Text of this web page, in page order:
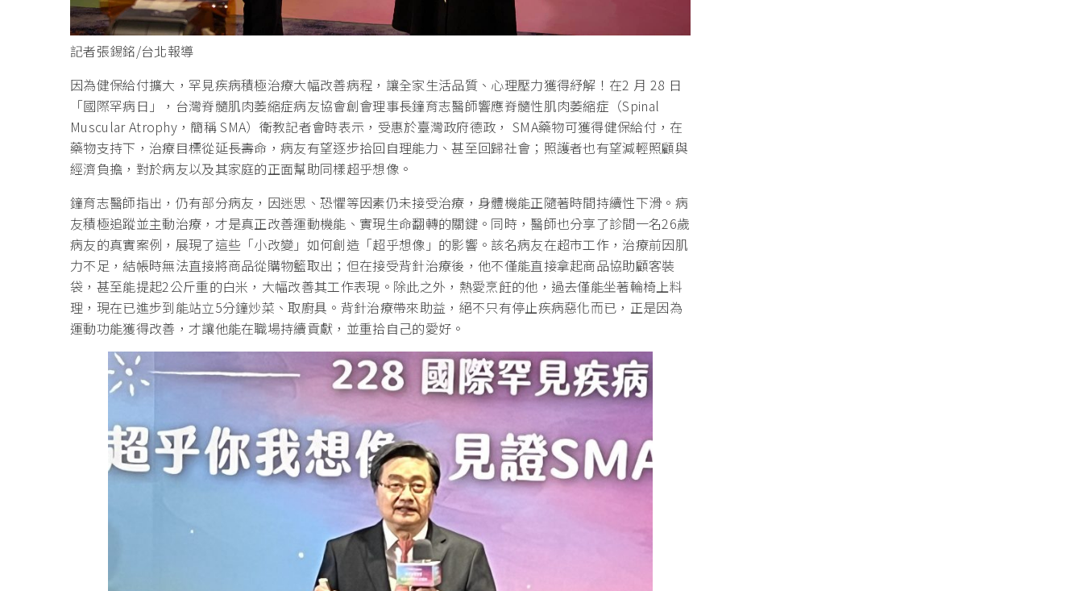
記者張錫銘/台北報導
因為健保給付擴大，罕見疾病積極治療大幅改善病程，讓全家生活品質、心理壓力獲得紓解！在2 月 28 日
「國際罕病日」，台灣脊髓肌肉萎縮症病友協會創會理事長鐘育志醫師響應脊髓性肌肉萎縮症（Spinal
Muscular Atrophy，簡稱 SMA）衛教記者會時表示，受惠於臺灣政府德政， SMA藥物可獲得健保給付，在
藥物支持下，治療目標從延長壽命，病友有望逐步拾回自理能力、甚至回歸社會；照護者也有望減輕照顧與
經濟負擔，對於病友以及其家庭的正面幫助同樣超乎想像。
鐘育志醫師指出，仍有部分病友，因迷思、恐懼等因素仍未接受治療，身體機能正隨著時間持續性下滑。病
友積極追蹤並主動治療，才是真正改善運動機能、實現生命翻轉的關鍵。同時，醫師也分享了診間一名26歲
病友的真實案例，展現了這些「小改變」如何創造「超乎想像」的影響。該名病友在超市工作，治療前因肌
力不足，結帳時無法直接將商品從購物籃取出；但在接受背針治療後，他不僅能直接拿起商品協助顧客裝
袋，甚至能提起2公斤重的白米，大幅改善其工作表現。除此之外，熱愛烹飪的他，過去僅能坐著輪椅上料
理，現在已進步到能站立5分鐘炒菜、取廚具。背針治療帶來助益，絕不只有停止疾病惡化而已，正是因為
運動功能獲得改善，才讓他能在職場持續貢獻，並重拾自己的愛好。